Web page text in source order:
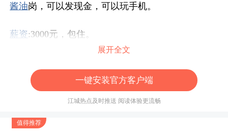
酱油岗，可以发现金，可以玩手机。
薪资:3000元，包住。
展开全文
一键安装官方客户端
江城热点及时推送 阅读体验更流畅
值得推荐